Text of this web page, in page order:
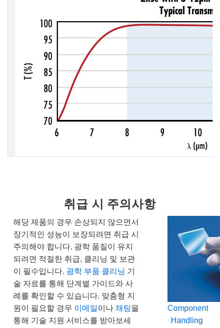
취급 시 주의사항
해당 제품의 경우 손상되지 않으면서
장기적인 성능이 보장되려면 취급 시
주의해야 합니다. 광학 품질이 유지
되려면 적절한 취급, 클리닝 및 보관
이 필수입니다. 광학 부품 클리닝 기
술 자료를 통해 단계별 가이드와 사
례를 확인할 수 있습니다. 맞춤형 지
원이 필요할 경우 이메일이나 채팅을
통해 기술 지원 서비스를 받아보세
Component
Handling